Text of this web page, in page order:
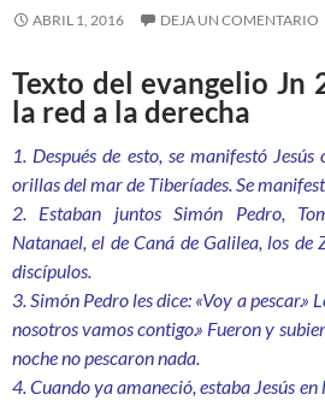
ABRIL 1, 2016 DEJA UN COMENTARIO
Texto del evangelio Jn
la red a la derecha
1. Después de esto, se manifestó
orillas del mar de Tiberíades. Se
2. Estaban juntos Simón Pedro,
Natanael, el de Caná de Galilea, los de
discípulos.
3. Simón Pedro les dice: «Voy a pescar.»
nosotros vamos contigo.» Fueron y
noche no pescaron nada.
4. Cuando ya amaneció, estaba Jesús